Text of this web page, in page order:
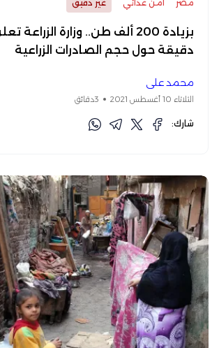
مصر أمن غذائي غير دقيق
بزيادة 200 ألف طن.. وزارة الزراعة
دقيقة حول حجم الصادرات الزراعية
محمد علي
الثلاثاء 10 أغسطس 2021 3دقائق
شارك: